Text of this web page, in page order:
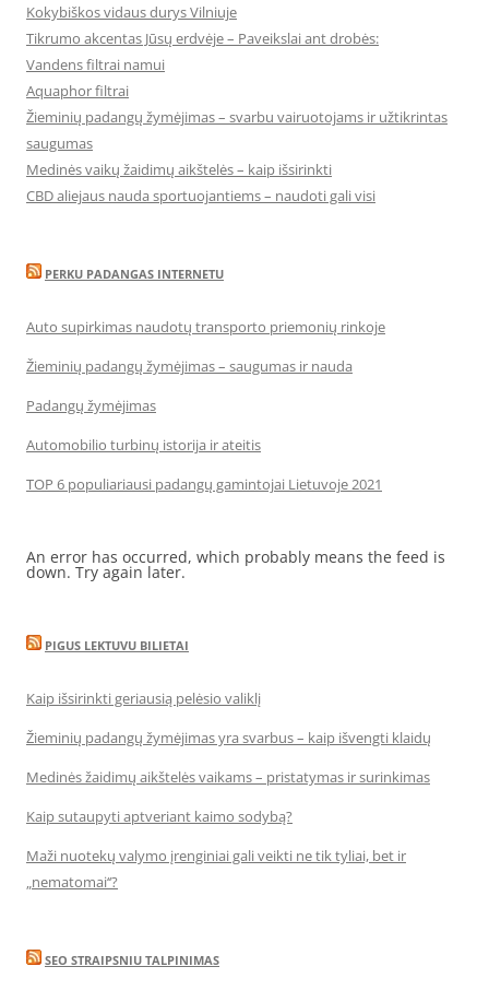
Kokybiškos vidaus durys Vilniuje
Tikrumo akcentas Jūsų erdvėje – Paveikslai ant drobės:
Vandens filtrai namui
Aquaphor filtrai
Žieminių padangų žymėjimas – svarbu vairuotojams ir užtikrintas
saugumas
Medinės vaikų žaidimų aikštelės – kaip išsirinkti
CBD aliejaus nauda sportuojantiems – naudoti gali visi
PERKU PADANGAS INTERNETU
Auto supirkimas naudotų transporto priemonių rinkoje
Žieminių padangų žymėjimas – saugumas ir nauda
Padangų žymėjimas
Automobilio turbinų istorija ir ateitis
TOP 6 populiariausi padangų gamintojai Lietuvoje 2021
An error has occurred, which probably means the feed is
down. Try again later.
PIGUS LEKTUVU BILIETAI
Kaip išsirinkti geriausią pelėsio valiklį
Žieminių padangų žymėjimas yra svarbus – kaip išvengti klaidų
Medinės žaidimų aikštelės vaikams – pristatymas ir surinkimas
Kaip sutaupyti aptveriant kaimo sodybą?
Maži nuotekų valymo įrenginiai gali veikti ne tik tyliai, bet ir
„nematomai‘‘?
SEO STRAIPSNIU TALPINIMAS